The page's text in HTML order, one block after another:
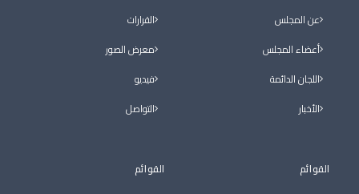
عن المجلس
أعضاء المجلس
اللجان الدائمة
الأخبار
القوائم
القرارات
معرض الصور
فيديو
التواصل
القوائم